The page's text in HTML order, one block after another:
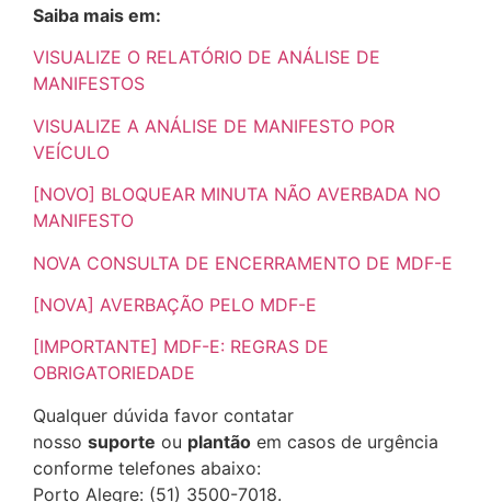
Saiba mais em:
VISUALIZE O RELATÓRIO DE ANÁLISE DE
MANIFESTOS
VISUALIZE A ANÁLISE DE MANIFESTO POR
VEÍCULO
[NOVO] BLOQUEAR MINUTA NÃO AVERBADA NO
MANIFESTO
NOVA CONSULTA DE ENCERRAMENTO DE MDF-E
[NOVA] AVERBAÇÃO PELO MDF-E
[IMPORTANTE] MDF-E: REGRAS DE
OBRIGATORIEDADE
Qualquer dúvida favor contatar
nosso suporte ou plantão em casos de urgência
conforme telefones abaixo:
Porto Alegre: (51) 3500-7018.